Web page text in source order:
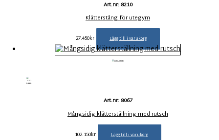
Art.nr: 8210
Klätterstång för utegym
27.450kr Lägg till i varukorg
Art.nr: 8067
Mångsidig klätterställning med rutsch
102.150kr Lägg till i varukorg